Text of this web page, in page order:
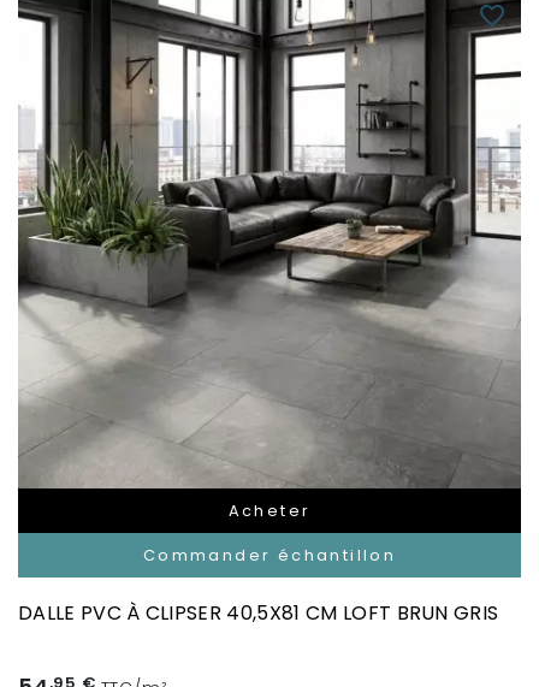
Acheter
Commander échantillon
favorite_border
DALLE PVC À CLIPSER 40,5X81 CM LOFT BRUN GRIS
,95 €